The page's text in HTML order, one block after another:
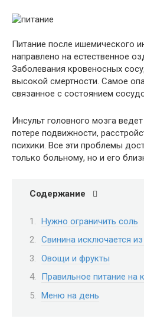
Питание после ишемического
направлено на естественное
Заболевания кровеносных
высокой смертности. Самое
связанное с состоянием
Инсульт головного мозга
потере подвижности,
психики. Все эти проблемы
только больному, но и его
Содержание
Нужно ограничить соль
Свинина исключается
Овощи и фрукты
Правильное питание на
Меню на день